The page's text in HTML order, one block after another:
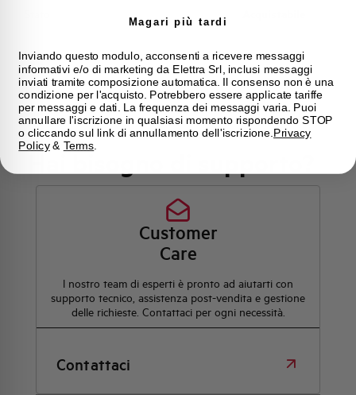
Marca AEG
Hai bisogno di supporto?
Customer
Care
l nostro team di esperti è pronto ad aiutarti con
supporto tecnico, assistenza post-vendita e gestione
delle richieste. Contattaci per ogni necessità.
Contattaci
Magari più tardi
Inviando questo modulo, acconsenti a ricevere messaggi
informativi e/o di marketing da Elettra Srl, inclusi messaggi
inviati tramite composizione automatica. Il consenso non è una
condizione per l'acquisto. Potrebbero essere applicate tariffe
per messaggi e dati. La frequenza dei messaggi varia. Puoi
annullare l'iscrizione in qualsiasi momento rispondendo STOP
o cliccando sul link di annullamento dell'iscrizione. Privacy
Policy& Terms